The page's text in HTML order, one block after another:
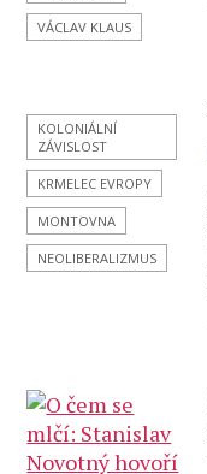
VÁCLAV KLAUS
KOLONIÁLNÍ
ZÁVISLOST
KRMELEC EVROPY
MONTOVNA
NEOLIBERALIZMUS